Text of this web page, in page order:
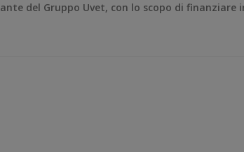
del Gruppo Uvet, con lo scopo di finanziare